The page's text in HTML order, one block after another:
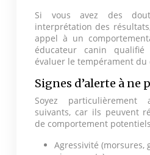
Si vous avez des
interprétation des
appel à un
éducateur canin
évaluer le tempérament du
Signes d’alerte à ne
Soyez
suivants, car ils peuvent
de comportement
Agressivité (morsures,